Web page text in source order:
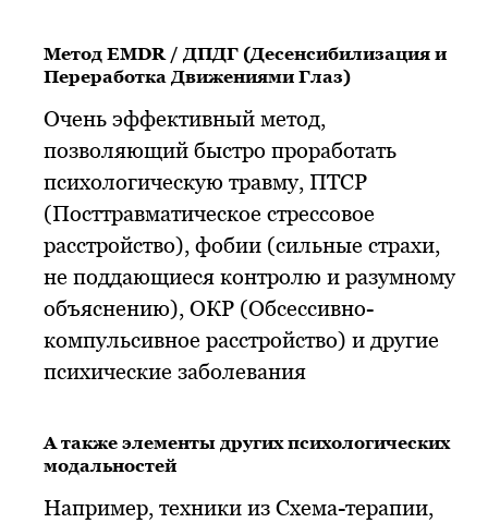
Метод EMDR / ДПДГ (Десенсибилизация и
Переработка Движениями Глаз)
Очень эффективный метод,
позволяющий быстро проработать
психологическую травму, ПТСР
(Посттравматическое стрессовое
расстройство), фобии (сильные страхи,
не поддающиеся контролю и разумному
объяснению), ОКР (Обсессивно-
компульсивное расстройство) и другие
психические заболевания
А также элементы других психологических
модальностей
Например, техники из Схема-терапии,